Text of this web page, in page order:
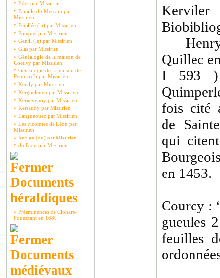
¤ Eder par Missirien
¤ Famille du Mescam par
Missirien
¤ Feuillée (la) par Missirien
¤ Fouquet par Missirien
¤ Gentil (le) par Missirien
¤ Glas par Missirien
¤ Généalogie de la maison de
Coetivy par Missirien
¤ Généalogie de la maison de
Penmarc'h par Missirien
¤ Keraly par Missirien
¤ Kerguelenen par Missirien
¤ Kernevenoy par Missirien
¤ Kersaudy par Missirien
¤ Langueouez par Missirien
¤ Les vicomtes de Léon par
Missirien
¤ Refuge (du) par Missirien
¤ du Faou par Missirien
Documents
héraldiques
¤ Prééminences de Clohars-
Fouesnant en 1680
Documents
médiévaux
Kerviler
Henry
Quillec
I 593 )
fois cité
de
qui
en 1453.
Courcy :
gueules
feuilles